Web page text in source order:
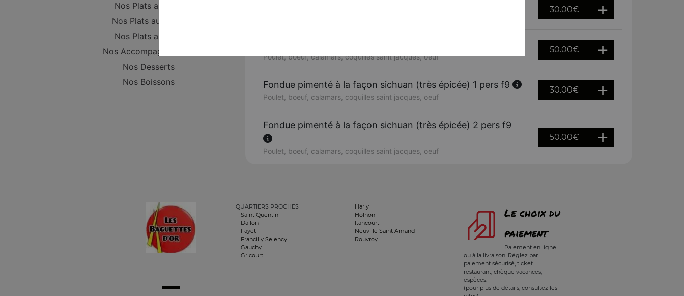
Nos Plats au Porc
Nos Plats au Boeuf
Nos Plats au Tofu
Nos Accompagnements
Nos Desserts
Nos Boissons
30.00€
Poulet, boeuf, calamars, coquilles saint jacques, oeuf
50.00€
Fondue pimenté à la façon sichuan (très épicée) 1 pers f9
Poulet, boeuf, calamars, coquilles saint jacques, oeuf
30.00€
Fondue pimenté à la façon sichuan (très épicée) 2 pers f9
Poulet, boeuf, calamars, coquilles saint jacques, oeuf
50.00€
QUARTIERS PROCHES
Saint Quentin
Dallon
Fayet
Francilly Selency
Gauchy
Gricourt
Harly
Holnon
Itancourt
Neuville Saint Amand
Rouvroy
Le choix du
paiement
Paiement en ligne
ou à la livraison. Réglez par
paiement sécurisé, ticket
restaurant, chèque vacances,
espèces.
(pour plus de détails, consultez les